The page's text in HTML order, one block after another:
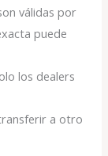
válidas por
puede
los dealers
a otro